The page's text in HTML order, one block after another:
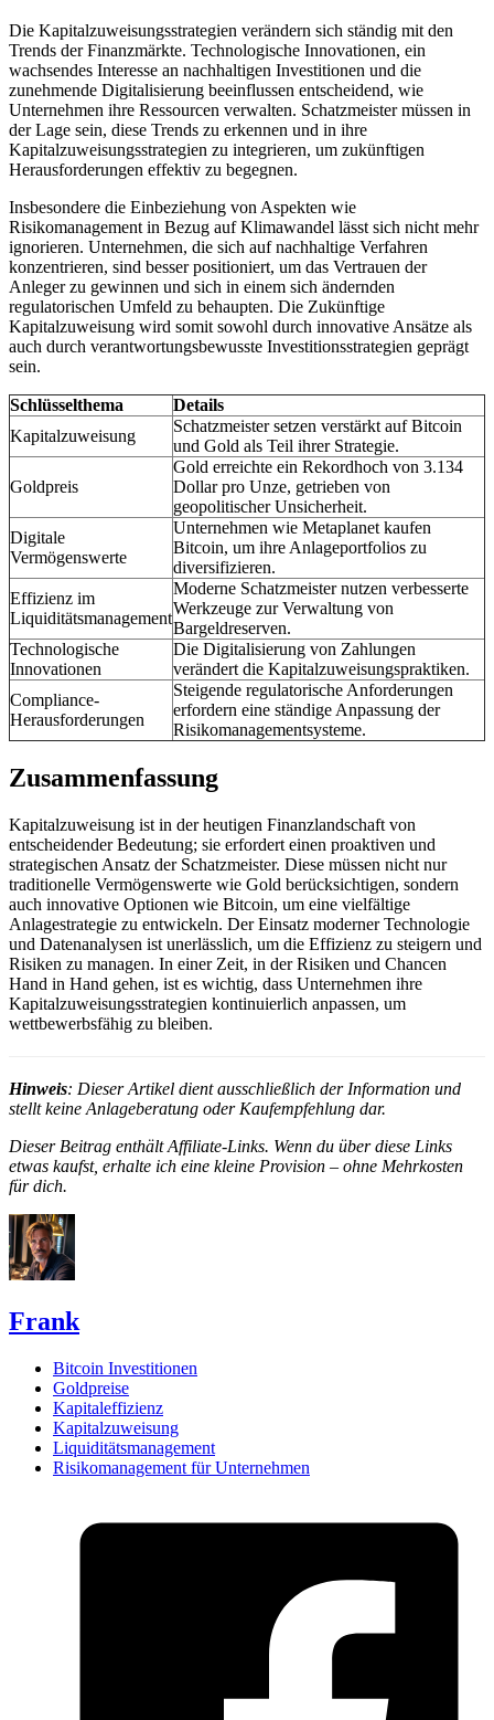
Die Kapitalzuweisungsstrategien verändern sich ständig mit den
Trends der Finanzmärkte. Technologische Innovationen, ein
wachsendes Interesse an nachhaltigen Investitionen und die
zunehmende Digitalisierung beeinflussen entscheidend, wie
Unternehmen ihre Ressourcen verwalten. Schatzmeister müssen in
der Lage sein, diese Trends zu erkennen und in ihre
Kapitalzuweisungsstrategien zu integrieren, um zukünftigen
Herausforderungen effektiv zu begegnen.
Insbesondere die Einbeziehung von Aspekten wie
Risikomanagement in Bezug auf Klimawandel lässt sich nicht mehr
ignorieren. Unternehmen, die sich auf nachhaltige Verfahren
konzentrieren, sind besser positioniert, um das Vertrauen der
Anleger zu gewinnen und sich in einem sich ändernden
regulatorischen Umfeld zu behaupten. Die Zukünftige
Kapitalzuweisung wird somit sowohl durch innovative Ansätze als
auch durch verantwortungsbewusste Investitionsstrategien geprägt
sein.
Schlüsselthema
Details
Kapitalzuweisung
Schatzmeister setzen verstärkt auf Bitcoin
und Gold als Teil ihrer Strategie.
Goldpreis
Gold erreichte ein Rekordhoch von 3.134
Dollar pro Unze, getrieben von
geopolitischer Unsicherheit.
Digitale
Vermögenswerte
Unternehmen wie Metaplanet kaufen
Bitcoin, um ihre Anlageportfolios zu
diversifizieren.
Effizienz im
Liquiditätsmanagement
Moderne Schatzmeister nutzen verbesserte
Werkzeuge zur Verwaltung von
Bargeldreserven.
Technologische
Innovationen
Die Digitalisierung von Zahlungen
verändert die Kapitalzuweisungspraktiken.
Compliance-
Herausforderungen
Steigende regulatorische Anforderungen
erfordern eine ständige Anpassung der
Risikomanagementsysteme.
Zusammenfassung
Kapitalzuweisung ist in der heutigen Finanzlandschaft von
entscheidender Bedeutung; sie erfordert einen proaktiven und
strategischen Ansatz der Schatzmeister. Diese müssen nicht nur
traditionelle Vermögenswerte wie Gold berücksichtigen, sondern
auch innovative Optionen wie Bitcoin, um eine vielfältige
Anlagestrategie zu entwickeln. Der Einsatz moderner Technologie
und Datenanalysen ist unerlässlich, um die Effizienz zu steigern und
Risiken zu managen. In einer Zeit, in der Risiken und Chancen
Hand in Hand gehen, ist es wichtig, dass Unternehmen ihre
Kapitalzuweisungsstrategien kontinuierlich anpassen, um
wettbewerbsfähig zu bleiben.
Hinweis: Dieser Artikel dient ausschließlich der Information und
stellt keine Anlageberatung oder Kaufempfehlung dar.
Dieser Beitrag enthält Affiliate-Links. Wenn du über diese Links
etwas kaufst, erhalte ich eine kleine Provision – ohne Mehrkosten
für dich.
Frank
Bitcoin Investitionen
Goldpreise
Kapitaleffizienz
Kapitalzuweisung
Liquiditätsmanagement
Risikomanagement für Unternehmen